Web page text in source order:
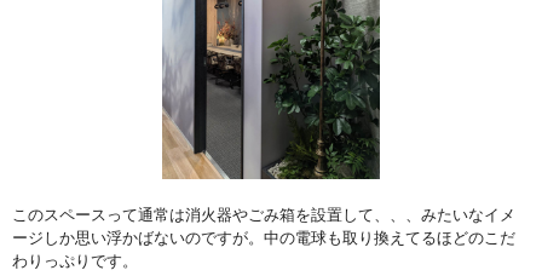
このスペースって通常は消火器やごみ箱を設置して、、、みたいなイメ
ージしか思い浮かばないのですが。中の電球も取り換えてるほどのこだ
わりっぷりです。